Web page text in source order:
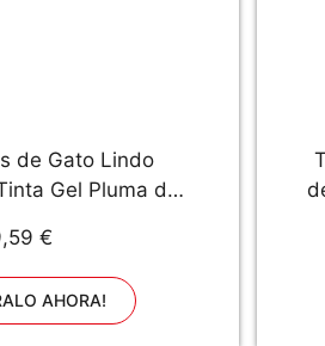
de Gato Lindo
Gel Pluma de
Marcapáginas
para Amantes
Papelería Escuela
€
AHORA!